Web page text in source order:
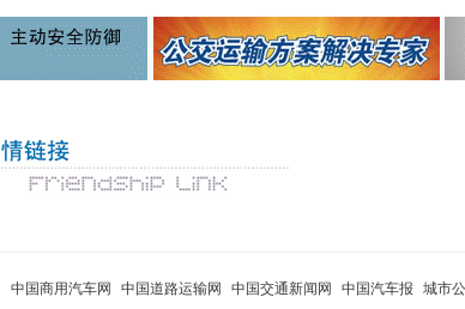
中国商用汽车网 中国道路运输网 中国交通新闻网 中国汽车报 城市